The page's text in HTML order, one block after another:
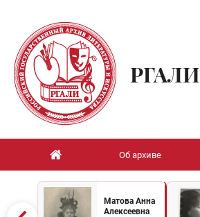
РГАЛИ
Об архиве
Матова Анна
Алексеевна